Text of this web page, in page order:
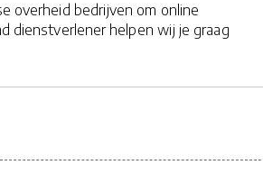
overheid bedrijven om online
dienstverlener helpen wij je graag